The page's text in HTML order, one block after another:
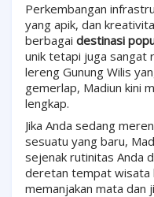
Perkembangan
yang apik, dan
berbagai destinasi
unik tetapi juga sangat
lereng Gunung Wilis
gemerlap, Madiun kini
lengkap.
Jika Anda sedang
sesuatu yang baru,
sejenak rutinitas Anda
deretan tempat wisata
memanjakan mata dan